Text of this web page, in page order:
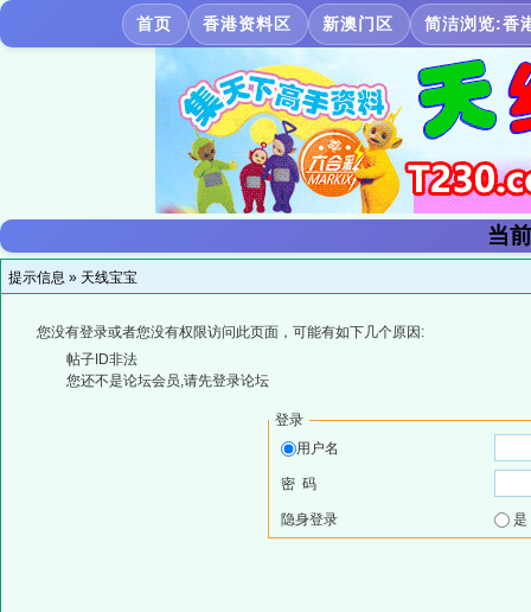
首页 香港资料区 新澳门区 简洁浏览:香
当
提示信息 » 天线宝宝
您没有登录或者您没有权限访问此页面，可能有如下几个原因:
帖子ID非法
您还不是论坛会员,请先登录论坛
登录
用户名
密 码
隐身登录